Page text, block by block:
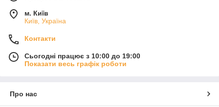
м. Київ
Київ, Україна
Контакти
Сьогодні працює з 10:00 до 19:00
Показати весь графік роботи
Про нас